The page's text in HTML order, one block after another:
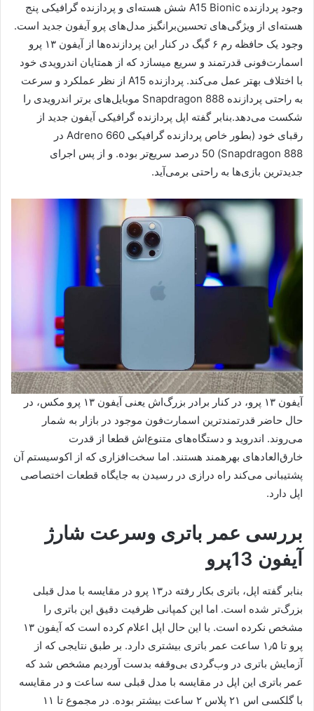
وجود پردازنده A15 Bionic شش هسته‌ای و پردازنده گرافیکی پنج
هسته‌ای از ویژگی‌های تحسین‌برانگیز مدل‌های پرو آیفون جدید است.
وجود یک حافظه رم ۶ گیگ در کنار این پردازنده‌ها از آیفون ۱۳ پرو
اسمارت‌فونی قدرتمند و سریع می‎سازد که از همتایان اندرویدی خود
با اختلاف بهتر عمل می‌کند. پردازنده A15 از نظر عملکرد و سرعت
به راحتی پردازنده Snapdragon 888 موبایل‌های برتر اندرویدی را
شکست می‌دهد.بنابر گفته اپل پردازنده گرافیکی آیفون جدید از
رقبای خود (بطور خاص پردازنده گرافیکی Adreno 660 در
Snapdragon 888) 50 درصد سریع‌تر بوده. و از پس اجرای
جدیدترین بازی‌ها به راحتی برمی‌آید.
آیفون ۱۳ پرو، در کنار برادر بزرگ‌اش یعنی آیفون ۱۳ پرو مکس، در
حال حاضر قدرتمندترین اسمارت‌فون موجود در بازار به شمار
می‌روند. اندروید و دستگاه‌‎های متنوع‌اش قطعا از قدرت
خارق‌العاده‎ای بهره‎مند هستند. اما سخت‌افزاری که از اکوسیستم آن
پشتیبانی می‌کند راه درازی در رسیدن به جایگاه قطعات اختصاصی
اپل دارد.
بررسی عمر باتری وسرعت شارژ
آیفون 13پرو
بنابر گفته اپل، باتری بکار رفته در۱۳ پرو در مقایسه با مدل قبلی
بزرگ‌تر شده است. اما این کمپانی ظرفیت دقیق این باتری را
مشخص نکرده است. با این حال اپل اعلام کرده است که آیفون ۱۳
پرو تا ۱٫۵ ساعت عمر باتری بیشتری دارد. بر طبق نتایجی که از
آزمایش باتری در وب‌گردی بی‌وقفه بدست آوردیم مشخص شد که
عمر باتری این اپل در مقایسه با مدل قبلی سه ساعت و در مقایسه
با گلکسی اس ۲۱ پلاس ۲ ساعت بیشتر بوده. در مجموع تا ۱۱